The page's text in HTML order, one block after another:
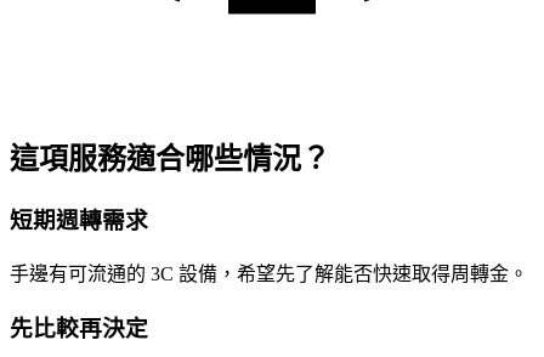
這項服務適合哪些情況？
短期週轉需求
手邊有可流通的 3C 設備，希望先了解能否快速取得周轉金。
先比較再決定